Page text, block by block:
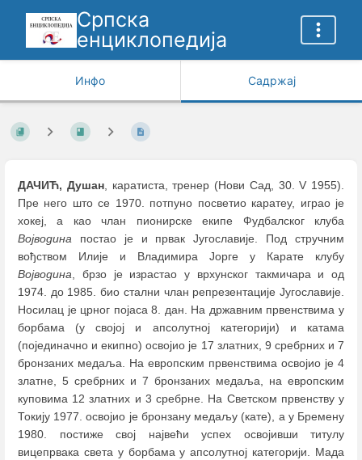
Српска
енциклопедија
Инфо Садржај
ДАЧИЋ, Душан, каратиста, тренер (Нови Сад, 30. V 1955).
Пре него што се 1970. потпуно посветио каратеу, играо је
хокеј, а као члан пионирске екипе Фудбалског клуба
Војводина постао је и првак Југославије. Под стручним
вођством Илије и Владимира Јоргe у Карате клубу
Војводина, брзо је израстао у врхунског такмичара и од
1974. до 1985. био стални члан репрезентације Југославије.
Носилац је црног појаса 8. дан. На државним првенствима у
борбама (у својој и апсолутној категорији) и катама
(појединачно и екипно) освојио је 17 златних, 9 сребрних и 7
бронзаних медаља. На европским првенствима освојио је 4
златне, 5 сребрних и 7 бронзаних медаља, на европским
куповима 12 златних и 3 сребрне. На Светском првенству у
Токију 1977. освојио је бронзану медаљу (кате), а у Бремену
1980. постиже свој највећи успех освојивши титулу
вицепрвака света у борбама у апсолутној категорији. Мада